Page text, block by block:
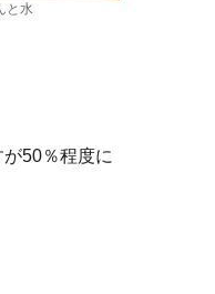
と水
50％程度に